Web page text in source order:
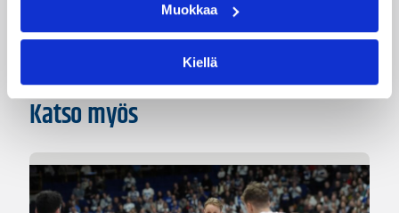
Muokkaa
Kiellä
Suomalaiset ulkomailla
Katso myös